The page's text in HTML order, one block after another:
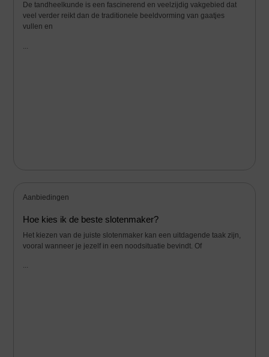
De tandheelkunde is een fascinerend en veelzijdig vakgebied dat
veel verder reikt dan de traditionele beeldvorming van gaatjes
vullen en
...
Aanbiedingen
Hoe kies ik de beste slotenmaker?
Het kiezen van de juiste slotenmaker kan een uitdagende taak zijn,
vooral wanneer je jezelf in een noodsituatie bevindt. Of
...